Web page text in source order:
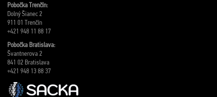
Pobočka Trenčín:
Dolný Šianec 2
911 01 Trenčín
+421 948 11 88 17
Pobočka Bratislava:
Švantnerova 2
841 02 Bratislava
+421 948 13 88 37